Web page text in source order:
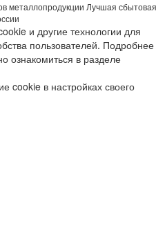
металлопродукции Лучшая сбытовая
и другие технологии для
пользователей. Подробнее
ознакомиться в разделе
cookie в настройках своего